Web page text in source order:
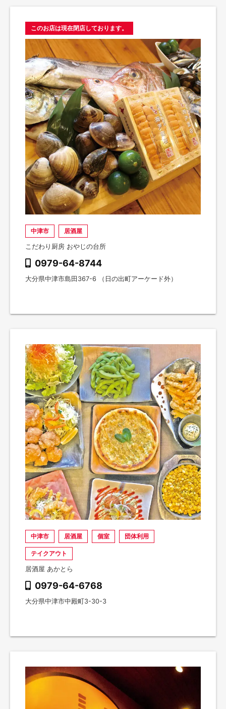
このお店は現在閉店しております。
中津市 居酒屋
こだわり厨房 おやじの台所
0979-64-8744
大分県中津市島田367-6 （日の出町アーケード外）
中津市 居酒屋 個室 団体利用
テイクアウト
居酒屋 あかとら
0979-64-6768
大分県中津市中殿町3-30-3